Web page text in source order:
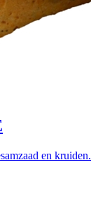
en kruiden.